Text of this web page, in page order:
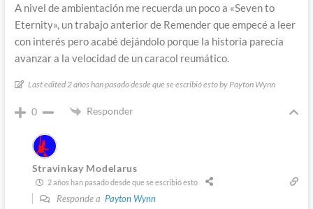
A nivel de ambientación me recuerda un poco a «Seven to
Eternity», un trabajo anterior de Remender que empecé a leer
con interés pero acabé dejándolo porque la historia parecía
avanzar a la velocidad de un caracol reumático.
Last edited 2 años han pasado desde que se escribió esto by Payton Wynn
0 Responder
Stravinkay Modelarus
2 años han pasado desde que se escribió esto
Responde a Payton Wynn